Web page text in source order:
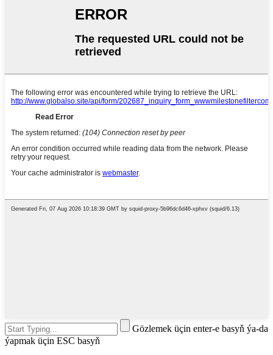
Gözlemek üçin enter-e basyň ýa-da
ýapmak üçin ESC basyň